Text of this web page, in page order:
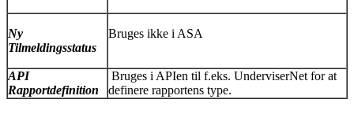
Ny
Tilmeldingsstatus
Bruges ikke i ASA
API
Rapportdefinition
Bruges i APIen til f.eks. UnderviserNet for at
definere rapportens type.